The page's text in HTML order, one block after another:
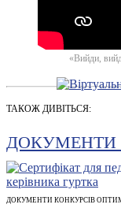
«Вийди,
ТАКОЖ ДИВІТЬСЯ:
ДОКУМЕНТИ
ДОКУМЕНТИ КОНКУРСІВ